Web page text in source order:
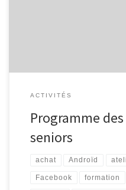
ACTIVITÉS
Programme
seniors
achat Androïd
Facebook formation